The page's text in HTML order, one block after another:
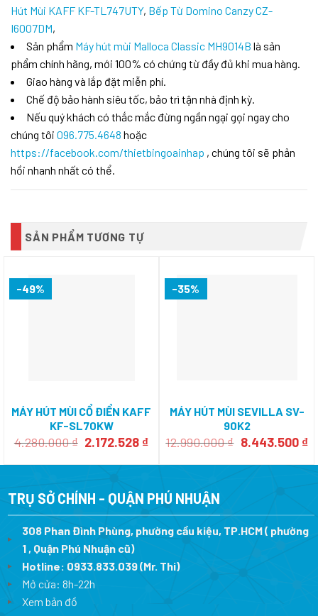
Hút Mùi KAFF KF-TL747UTY, Bếp Từ Domino Canzy CZ-
I6007DM,
Sản phẩm Máy hút mùi Malloca Classic MH9014B là sản
phẩm chính hãng, mới 100% có chứng từ đầy đủ khi mua hàng.
Giao hàng và lắp đặt miễn phí.
Chế độ bảo hành siêu tốc, bảo trì tận nhà định kỳ.
Nếu quý khách có thắc mắc đừng ngần ngại gọi ngay cho
chúng tôi 096.775.4648 hoặc
https://facebook.com/thietbingoainhap , chúng tôi sẽ phản
hồi nhanh nhất có thể.
SẢN PHẨM TƯƠNG TỰ
-49%
MÁY HÚT MÙI CỔ ĐIỂN KAFF
KF-SL70KW
4.280.000₫ Giá
là:
2.172.528 ₫Giá
tại
2.172.528 ₫.
-35%
MÁY HÚT MÙI SEVILLA SV-
90K2
12.990.000₫ Giá
là:
8.443.500 ₫
TRỤ SỞ CHÍNH - QUẬN PHÚ NHUẬN
308 Phan Đình Phùng, phường cầu kiệu, TP.HCM ( phường
1 , Quận Phú Nhuận cũ)
Hotline: 0933.833.039(Mr. Thi)
Mở cửa: 8h-22h
Xem bản đồ